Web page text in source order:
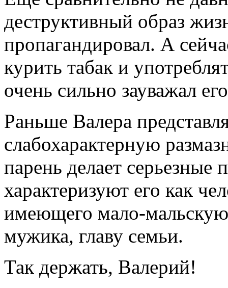
деструктивный образ
пропагандировал. А
курить табак и
очень сильно зауважал
Раньше Валера
слабохарактерную
парень делает серьезные
характеризуют его как
имеющего мало-
мужика, главу семьи.
Так держать, Валерий!